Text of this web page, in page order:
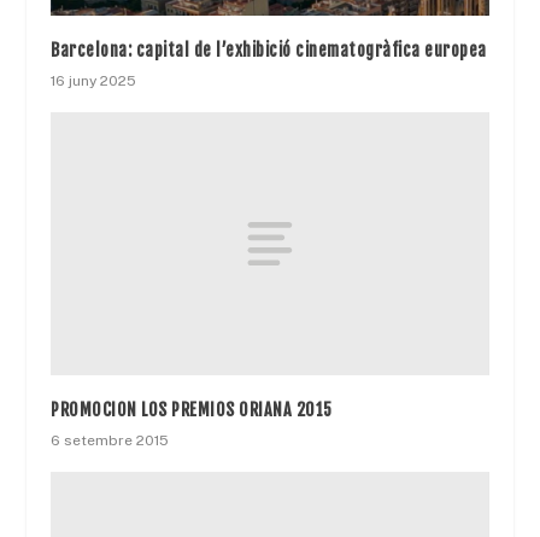
Barcelona: capital de l’exhibició cinematogràfica europea
16 juny 2025
PROMOCION LOS PREMIOS ORIANA 2015
6 setembre 2015